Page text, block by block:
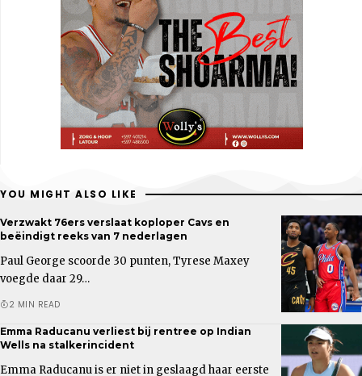
YOU MIGHT ALSO LIKE
Verzwakt 76ers verslaat koploper Cavs en
beëindigt reeks van 7 nederlagen
Paul George scoorde 30 punten, Tyrese Maxey
voegde daar 29…
2 MIN READ
Emma Raducanu verliest bij rentree op Indian
Wells na stalkerincident
Emma Raducanu is er niet in geslaagd haar eerste